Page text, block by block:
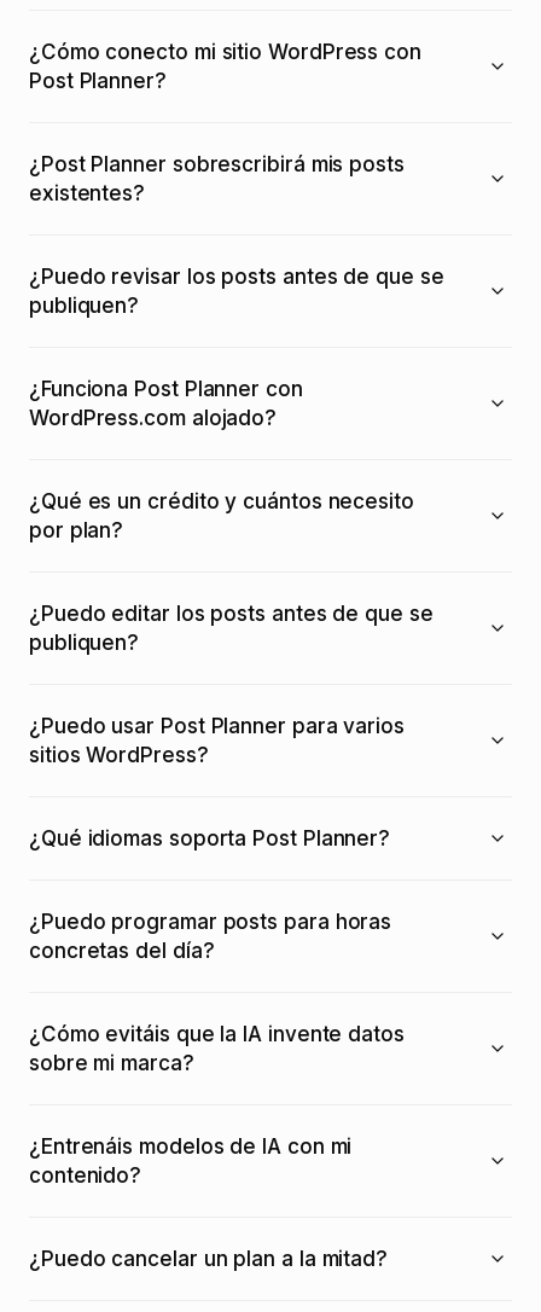
¿Cómo conecto mi sitio WordPress con
Post Planner?
¿Post Planner sobrescribirá mis posts
existentes?
¿Puedo revisar los posts antes de que se
publiquen?
¿Funciona Post Planner con
WordPress.com alojado?
¿Qué es un crédito y cuántos necesito
por plan?
¿Puedo editar los posts antes de que se
publiquen?
¿Puedo usar Post Planner para varios
sitios WordPress?
¿Qué idiomas soporta Post Planner?
¿Puedo programar posts para horas
concretas del día?
¿Cómo evitáis que la IA invente datos
sobre mi marca?
¿Entrenáis modelos de IA con mi
contenido?
¿Puedo cancelar un plan a la mitad?